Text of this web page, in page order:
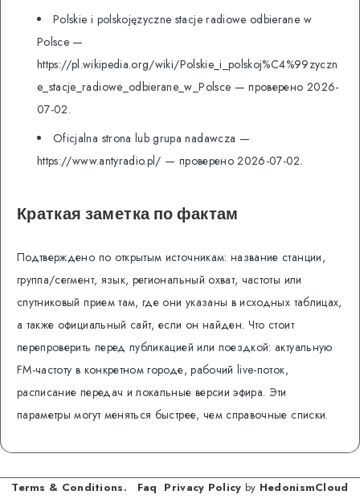
Polskie i polskojęzyczne stacje radiowe odbierane w
Polsce —
https://pl.wikipedia.org/wiki/Polskie_i_polskoj%C4%99zyczn
e_stacje_radiowe_odbierane_w_Polsce — проверено 2026-
07-02.
Oficjalna strona lub grupa nadawcza —
https://www.antyradio.pl/ — проверено 2026-07-02.
Краткая заметка по фактам
Подтверждено по открытым источникам: название станции,
группа/сегмент, язык, региональный охват, частоты или
спутниковый прием там, где они указаны в исходных таблицах,
а также официальный сайт, если он найден. Что стоит
перепроверить перед публикацией или поездкой: актуальную
FM-частоту в конкретном городе, рабочий live-поток,
расписание передач и локальные версии эфира. Эти
параметры могут меняться быстрее, чем справочные списки.
Terms & Conditions. Faq Privacy Policy by HedonismCloud